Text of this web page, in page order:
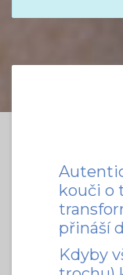
kouči o
přináší
Kdyby